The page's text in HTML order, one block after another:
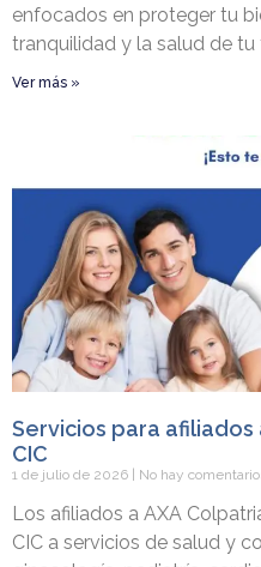
enfocados en proteger tu
tranquilidad y la salud de tu
Ver más »
Servicios para afiliados
CIC
1 de julio de 2026 No hay
Los afiliados a AXA
CIC a servicios de salud y